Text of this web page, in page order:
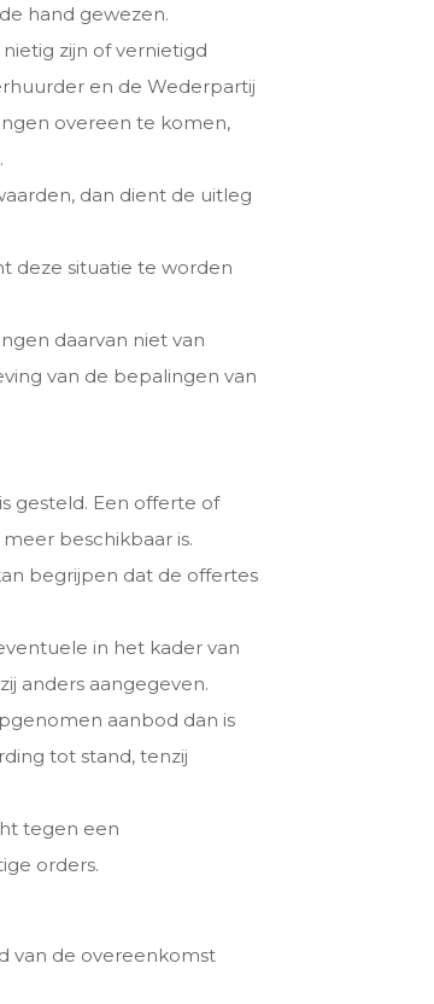
hand gewezen.
zijn of vernietigd
en de Wederpartij
overeen te komen,
dan dient de uitleg
deze situatie te worden
daarvan niet van
van de bepalingen van
gesteld. Een offerte of
beschikbaar is.
begrijpen dat de offertes
in het kader van
anders aangegeven.
aanbod dan is
tot stand, tenzij
tegen een
orders.
van de overeenkomst